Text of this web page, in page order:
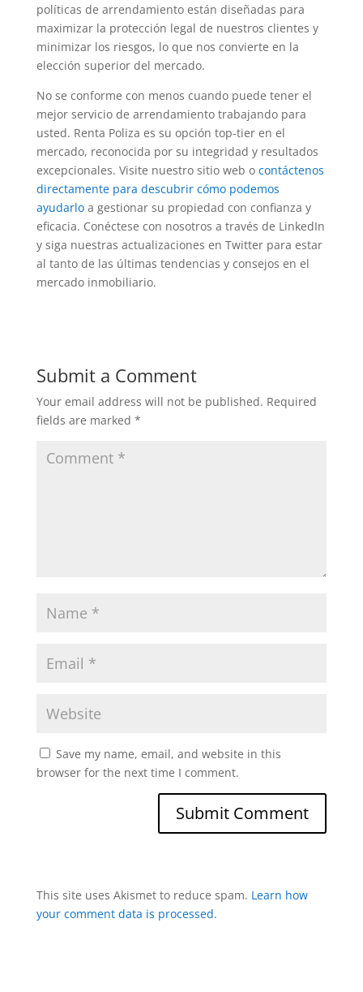
políticas de arrendamiento están diseñadas para
maximizar la protección legal de nuestros clientes y
minimizar los riesgos, lo que nos convierte en la
elección superior del mercado.
No se conforme con menos cuando puede tener el
mejor servicio de arrendamiento trabajando para
usted. Renta Poliza es su opción top-tier en el
mercado, reconocida por su integridad y resultados
excepcionales. Visite nuestro sitio web ocontáctenos
directamente para descubrir cómo podemos
ayudarloa gestionar su propiedad con confianza y
eficacia. Conéctese con nosotros a través de LinkedIn
y siga nuestras actualizaciones en Twitter para estar
al tanto de las últimas tendencias y consejos en el
mercado inmobiliario.
Submit a Comment
Your email address will not be published. Required
fields are marked *
Save my name, email, and website in this
browser for the next time I comment.
This site uses Akismet to reduce spam. Learn how
your comment data is processed.